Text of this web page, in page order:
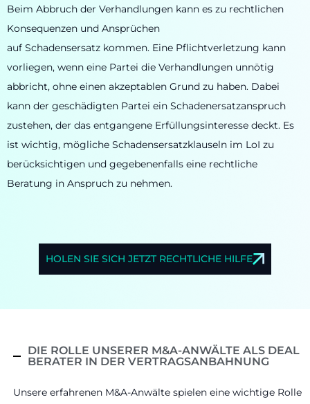
Beim Abbruch der Verhandlungen kann es zu rechtlichen
Konsequenzen und Ansprüchen
auf Schadensersatz kommen. Eine Pflichtverletzung kann
vorliegen, wenn eine Partei die Verhandlungen unnötig
abbricht, ohne einen akzeptablen Grund zu haben. Dabei
kann der geschädigten Partei ein Schadenersatzanspruch
zustehen, der das entgangene Erfüllungsinteresse deckt. Es
ist wichtig, mögliche Schadensersatzklauseln im LoI zu
berücksichtigen und gegebenenfalls eine rechtliche
Beratung in Anspruch zu nehmen.
HOLEN SIE SICH JETZT RECHTLICHE HILFE
DIE ROLLE UNSERER M&A-ANWÄLTE ALS DEAL
BERATER IN DER VERTRAGSANBAHNUNG
Unsere erfahrenen M&A-Anwälte spielen eine wichtige Rolle